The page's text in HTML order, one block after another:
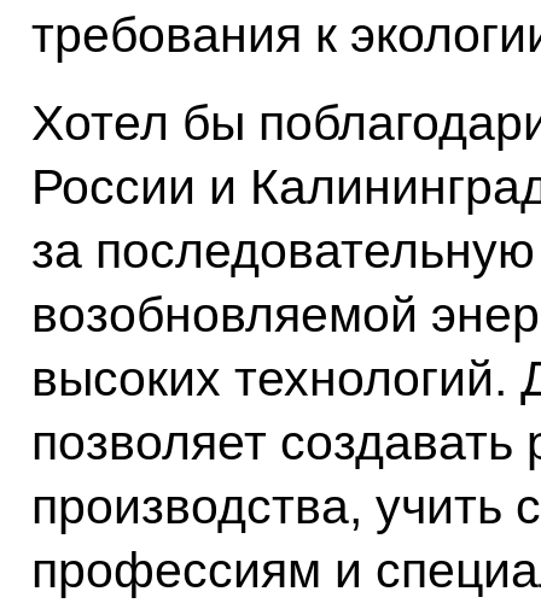
требования к
Хотел бы
России и
за
возобновляемой
высоких технологий.
позволяет
производства, учить
профессиям и